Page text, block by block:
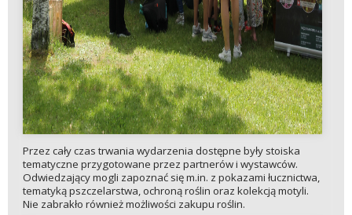
Przez cały czas trwania wydarzenia dostępne były stoiska
tematyczne przygotowane przez partnerów i wystawców.
Odwiedzający mogli zapoznać się m.in. z pokazami łucznictwa,
tematyką pszczelarstwa, ochroną roślin oraz kolekcją motyli.
Nie zabrakło również możliwości zakupu roślin.